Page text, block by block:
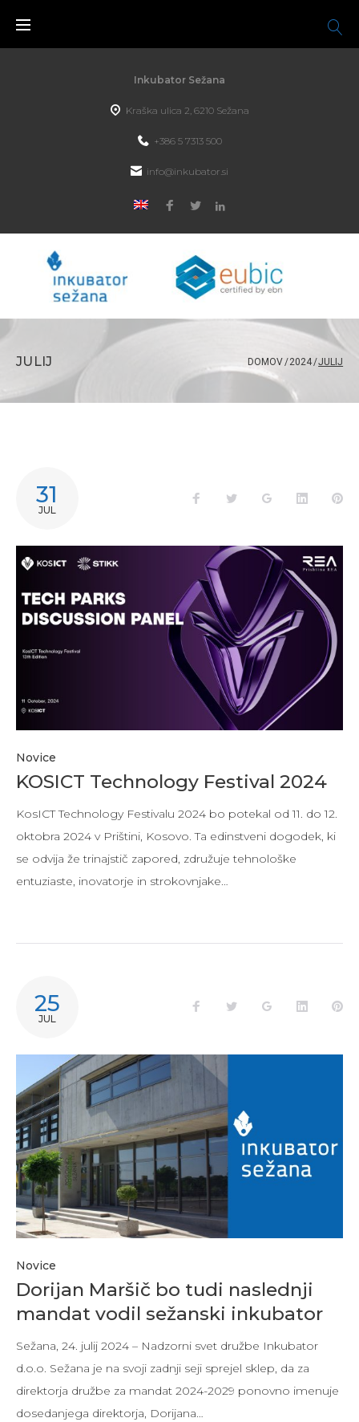
Inkubator Sežana
Kraška ulica 2, 6210 Sežana
+386 5 7313 500
info@inkubator.si
JULIJ DOMOV/2024/JULIJ
31
JUL
Novice
KOSICT Technology Festival 2024
KosICT Technology Festivalu 2024 bo potekal od 11. do 12.
oktobra 2024 v Prištini, Kosovo. Ta edinstveni dogodek, ki
se odvija že trinajstič zapored, združuje tehnološke
entuziaste, inovatorje in strokovnjake…
25
JUL
Novice
Dorijan Maršič bo tudi naslednji
mandat vodil sežanski inkubator
Sežana, 24. julij 2024 – Nadzorni svet družbe Inkubator
d.o.o. Sežana je na svoji zadnji seji sprejel sklep, da za
direktorja družbe za mandat 2024-2029 ponovno imenuje
dosedanjega direktorja, Dorijana…